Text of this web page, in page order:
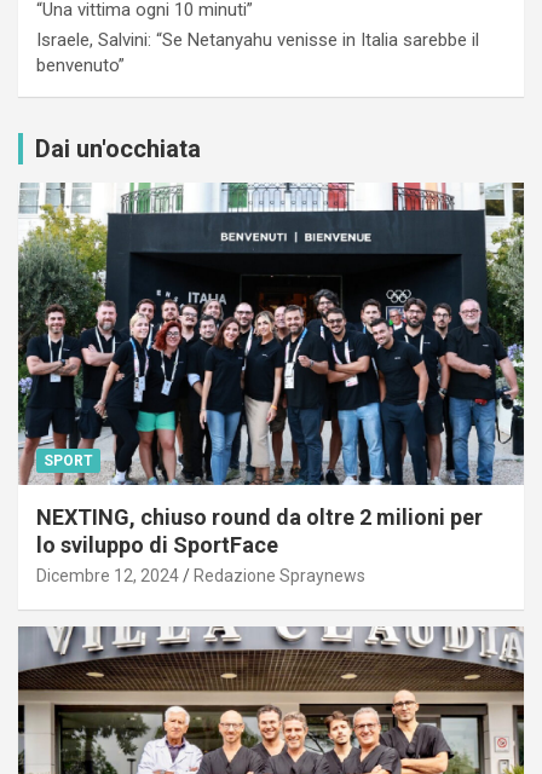
“Una vittima ogni 10 minuti”
Israele, Salvini: “Se Netanyahu venisse in Italia sarebbe il
benvenuto”
Dai un'occhiata
SPORT
NEXTING, chiuso round da oltre 2 milioni per
lo sviluppo di SportFace
Dicembre 12, 2024 Redazione Spraynews